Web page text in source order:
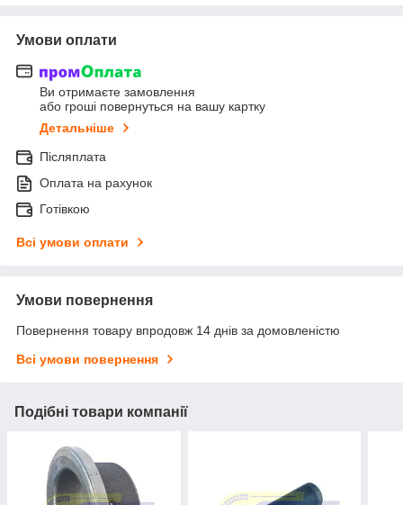
Умови оплати
Ви отримаєте замовлення
або гроші повернуться на вашу картку
Детальніше
Післяплата
Оплата на рахунок
Готівкою
Всі умови оплати
Умови повернення
Повернення товару впродовж 14 днів за домовленістю
Всі умови повернення
Подібні товари компанії